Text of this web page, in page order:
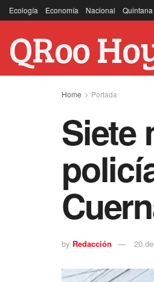
Ecología Economía Nacional
QRoo
Home Portada
Siete
by Redacción 20